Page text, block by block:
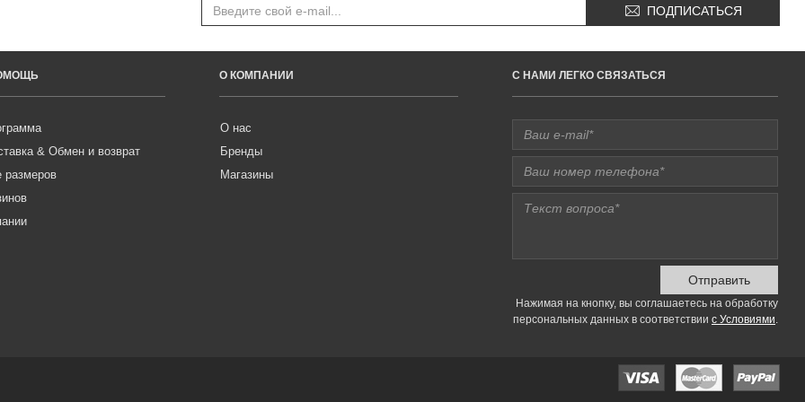
ПОДПИСАТЬСЯ
& Обмен и возврат
размеров
О КОМПАНИИ
О нас
Бренды
Магазины
C НАМИ ЛЕГКО СВЯЗАТЬСЯ
Отправить
Нажимая на кнопку, вы соглашаетесь на обработку
персональных данных в соответствии с Условиями.